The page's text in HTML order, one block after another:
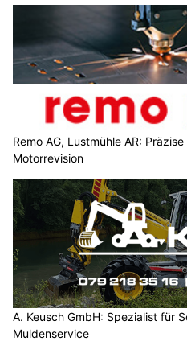
Remo AG, Lustmühle AR:
Motorrevision
A. Keusch GmbH: Spezialist für
Muldenservice